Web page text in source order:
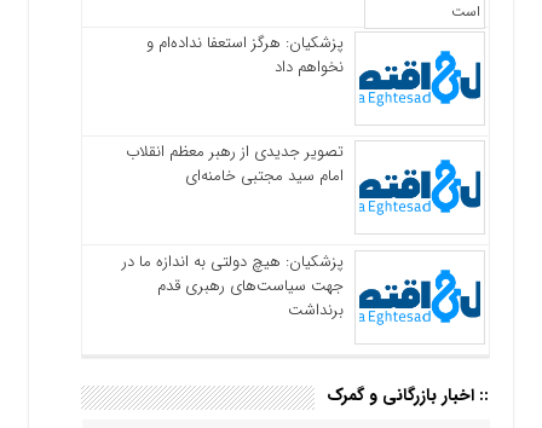
پزشکیان: هرگز استعفا نداده‌ام و
نخواهم داد
تصویر جدیدی از رهبر معظم انقلاب
امام سید مجتبی خامنه‌ای
پزشکیان: هیچ دولتی به اندازه ما در
جهت سیاست‌های رهبری قدم
برنداشت
:: اخبار بازرگانی و گمرک